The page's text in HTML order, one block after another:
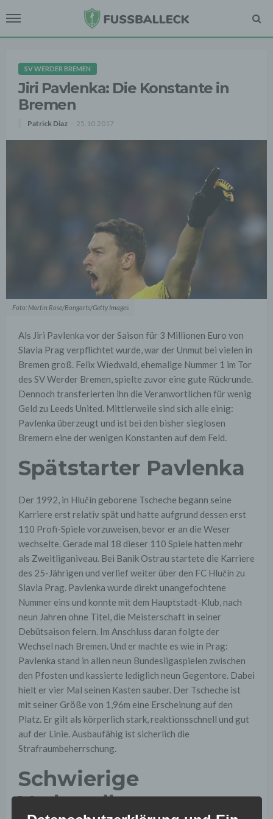
SV WERDER BREMEN
Jiri Pavlenka: Die Konstante in
Bremen
Patrick Diaz 25.10.2017
Foto: Martin Rose/Bongarts/Getty Images
Als Jiri Pavlenka vor der Saison für 3 Millionen Euro von
Slavia Prag verpflichtet wurde, war der Unmut bei vielen in
Bremen groß. Felix Wiedwald, ehemalige Nummer 1 im Tor
des SV Werder Bremen, spielte zuvor eine gute Rückrunde.
Dennoch transferierten ihn die Veranwortlichen für wenig
Geld zu Leeds United. Mittlerweile sind sich alle einig:
Pavlenka überzeugt und ist bei den bisher sieglosen
Bremern eine der wenigen Konstanten auf dem Feld.
Spätstarter Pavlenka
Der 1992, in Hlučín geborene Tscheche begann seine
Karriere erst relativ spät und hatte aufgrund dessen erst
110 Profi-Spiele vorzuweisen, bevor er an die Weser
wechselte. Gerade mal 18 dieser 110 Spiele hatten mehr
als Zweitliganiveau. Bei Banik Ostrau startete die Karriere
des 25-Jährigen und verlief weiter über den FC Hlučín zu
Slavia Prag. Pavlenka wurde direkt unangefochtene
Nummer eins und konnte mit dem Hauptstadt-Klub, nach
neun Jahren ohne Titel, die Meisterschaft in seiner
Debütsaison feiern. Im Anschluss daran folgte der
Wechsel nach Bremen. Und er machte es wie in Prag:
Pavlenka stand in allen neun Bundesligaspielen zwischen
den Pfosten und kassierte lediglich neun Gegentore. Dabei
hielt er vier Mal seinen Kasten sauber. Der Tscheche ist
mit seiner Größe von 1,96m eine Erscheinung auf den
Platz. Er gilt als körperlich stark, reaktionsschnell und gut
auf der Linie. Ausbaufähig ist sicherlich die
Strafraumbeherrschung.
Schwierige
Verhandlungen